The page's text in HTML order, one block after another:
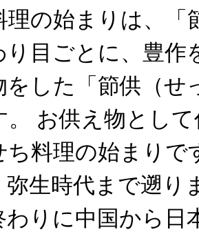
理の始まりは、「
り目ごとに、豊作
をした「節供（せ
。 お供え物とし
ち料理の始まりで
弥生時代まで遡り
わりに中国から日